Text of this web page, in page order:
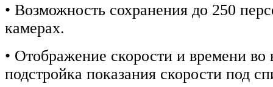
• Возможность сохранения до 250
камерах.
• Отображение скорости и времени
подстройка показания скорости под